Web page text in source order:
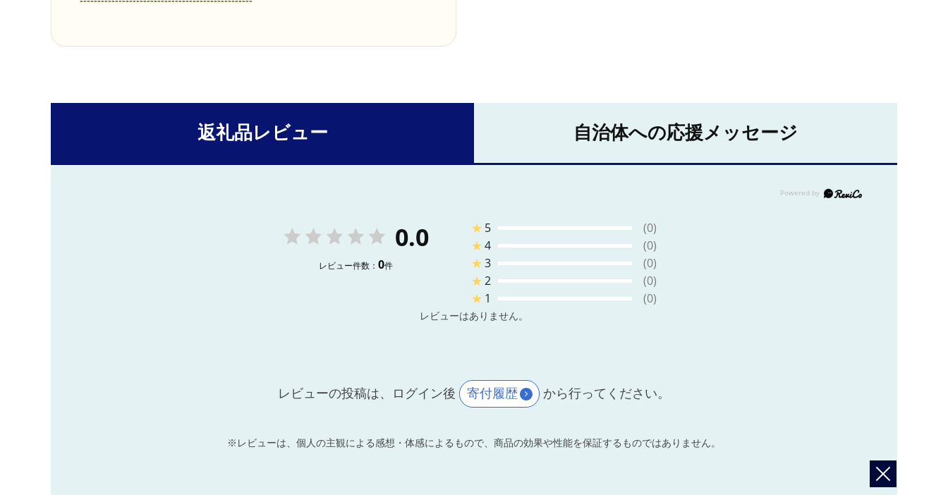
返礼品レビュー 自治体への応援メッセージ
0.0
レビュー件数： 0件
★ 5
(0)
★4
(0)
★3
(0)
★2
(0)
★ 1 (0)
レビューはありません。
レビューの投稿は、ログイン後 寄付履歴 から行ってください。
※レビューは、個人の主観による感想・体感によるもので、商品の効果や性能を保証するものではありません。